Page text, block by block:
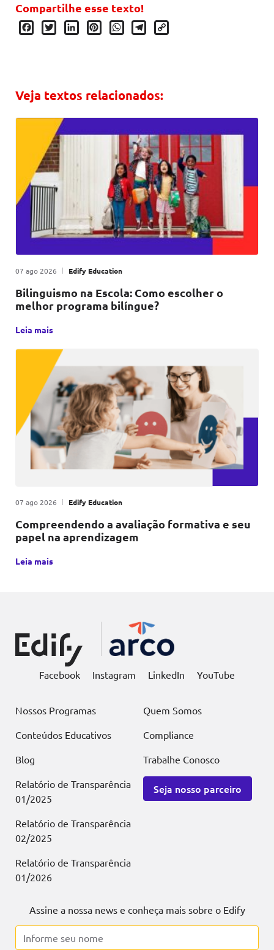
Compartilhe esse texto!
Veja textos relacionados:
Bilinguismo na Escola: Como escolher o
melhor programa bilíngue?
Publicado em
07 ago 2026 | por
Edify Education
Leia mais
Compreendendo a avaliação formativa e seu
papel na aprendizagem
Publicado em
07 ago 2026 | por
Edify Education
Leia mais
Facebook Instagram LinkedIn YouTube
Nossos Programas
Conteúdos Educativos
Blog
Relatório de Transparência
01/2025
Relatório de Transparência
02/2025
Relatório de Transparência
01/2026
Quem Somos
Compliance
Trabalhe Conosco
Seja nosso parceiro
Assine a nossa news e conheça mais sobre o Edify